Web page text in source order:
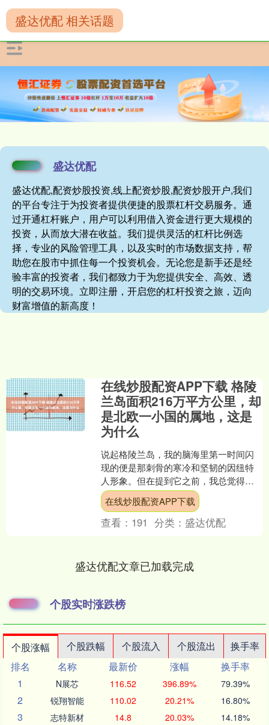
盛达优配
盛达优配,配资炒股投资,线上配资炒股,配资炒股开户,我们
的平台专注于为投资者提供便捷的股票杠杆交易服务。通
过开通杠杆账户，用户可以利用借入资金进行更大规模的
投资，从而放大潜在收益。我们提供灵活的杠杆比例选
择，专业的风险管理工具，以及实时的市场数据支持，帮
助您在股市中抓住每一个投资机会。无论您是新手还是经
验丰富的投资者，我们都致力于为您提供安全、高效、透
明的交易环境。立即注册，开启您的杠杆投资之旅，迈向
财富增值的新高度！
盛达优配 相关话题
在线炒股配资APP下载 格陵
兰岛面积216万平方公里，却
是北欧一小国的属地，这是
为什么
说起格陵兰岛，我的脑海里第一时间闪
现的便是那刺骨的寒冷和坚韧的因纽特
人形象。但在提到它之前，我总觉得应
该给它加一个头衔——世界上最大的岛
屿。 确实名副其实。格陵....
在线炒股配资APP下载
查看： 191 分类： 盛达优配
盛达优配文章已加载完成
个股实时涨跌榜
个股涨幅 个股跌幅 个股流入 个股流出
换手率
排名
名称 最新价 涨幅
换手率
1
N展芯 116.52 396.89% 79.39%
2 锐翔智能 110.02 20.21% 16.80%
3 志特新材 14.8 20.03% 14.18%